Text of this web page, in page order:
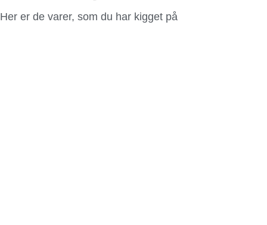
Her er de varer, som du har kigget på